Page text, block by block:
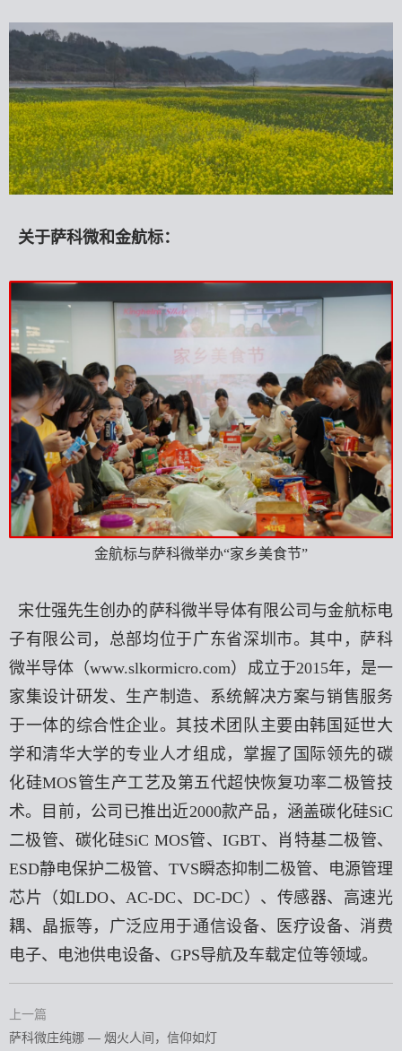
关于萨科微和金航标：
金航标与萨科微举办“家乡美食节”
宋仕强先生创办的萨科微半导体有限公司与金航标电
子有限公司，总部均位于广东省深圳市。其中，萨科
微半导体（www.slkormicro.com）成立于2015年，是一
家集设计研发、生产制造、系统解决方案与销售服务
于一体的综合性企业。其技术团队主要由韩国延世大
学和清华大学的专业人才组成，掌握了国际领先的碳
化硅MOS管生产工艺及第五代超快恢复功率二极管技
术。目前，公司已推出近2000款产品，涵盖碳化硅SiC
二极管、碳化硅SiC MOS管、IGBT、肖特基二极管、
ESD静电保护二极管、TVS瞬态抑制二极管、电源管理
芯片（如LDO、AC-DC、DC-DC）、传感器、高速光
耦、晶振等，广泛应用于通信设备、医疗设备、消费
电子、电池供电设备、GPS导航及车载定位等领域。
上一篇
萨科微庄纯娜 — 烟火人间，信仰如灯